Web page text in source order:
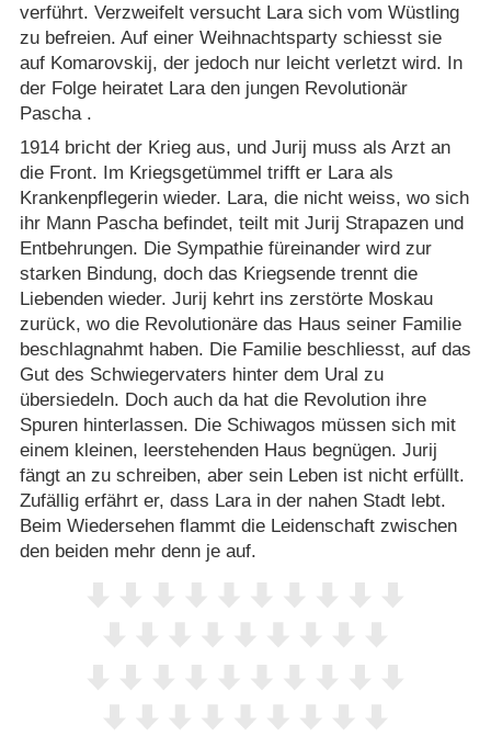
verführt. Verzweifelt versucht Lara sich vom Wüstling
zu befreien. Auf einer Weihnachtsparty schiesst sie
auf Komarovskij, der jedoch nur leicht verletzt wird. In
der Folge heiratet Lara den jungen Revolutionär
Pascha .
1914 bricht der Krieg aus, und Jurij muss als Arzt an
die Front. Im Kriegsgetümmel trifft er Lara als
Krankenpflegerin wieder. Lara, die nicht weiss, wo sich
ihr Mann Pascha befindet, teilt mit Jurij Strapazen und
Entbehrungen. Die Sympathie füreinander wird zur
starken Bindung, doch das Kriegsende trennt die
Liebenden wieder. Jurij kehrt ins zerstörte Moskau
zurück, wo die Revolutionäre das Haus seiner Familie
beschlagnahmt haben. Die Familie beschliesst, auf das
Gut des Schwiegervaters hinter dem Ural zu
übersiedeln. Doch auch da hat die Revolution ihre
Spuren hinterlassen. Die Schiwagos müssen sich mit
einem kleinen, leerstehenden Haus begnügen. Jurij
fängt an zu schreiben, aber sein Leben ist nicht erfüllt.
Zufällig erfährt er, dass Lara in der nahen Stadt lebt.
Beim Wiedersehen flammt die Leidenschaft zwischen
den beiden mehr denn je auf.